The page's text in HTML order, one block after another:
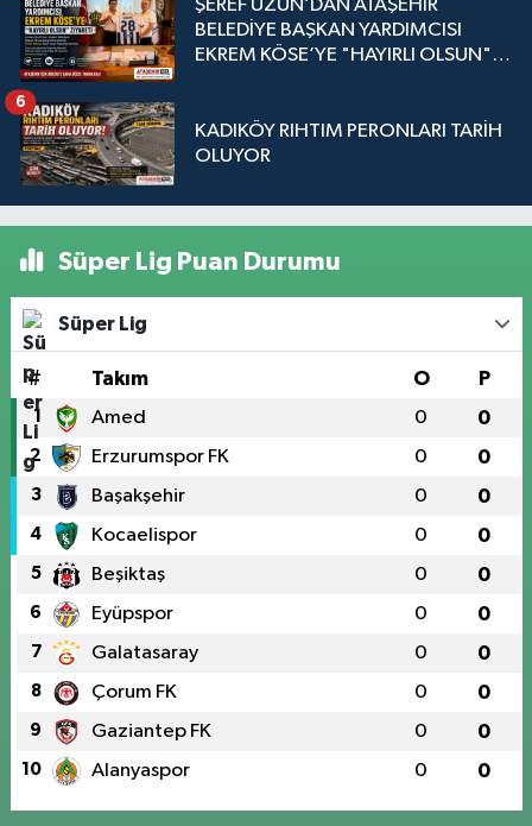
ŞEREF UZUN’DAN ATAŞEHİR
BELEDİYE BAŞKAN YARDIMCISI
EKREM KÖSE’YE "HAYIRLI OLSUN"
KADIKÖY RIHTIM PERONLARI TARİH
OLUYOR
6
Süper Lig Puan Durumu
Süper Lig
# Takım O P
1 Amed 0 0
2 Erzurumspor FK 0 0
3 Başakşehir 0 0
4 Kocaelispor 0 0
5 Beşiktaş 0 0
6 Eyüpspor 0 0
7 Galatasaray 0 0
8 Çorum FK 0 0
9 Gaziantep FK 0 0
10 Alanyaspor 0 0